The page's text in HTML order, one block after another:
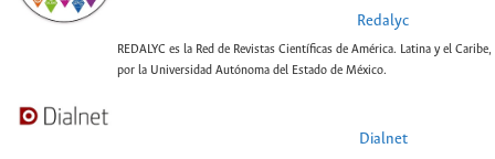
Redalyc
REDALYC es la Red de Revistas Científicas de América. Latina y el
por la Universidad Autónoma del Estado de México.
Dialnet